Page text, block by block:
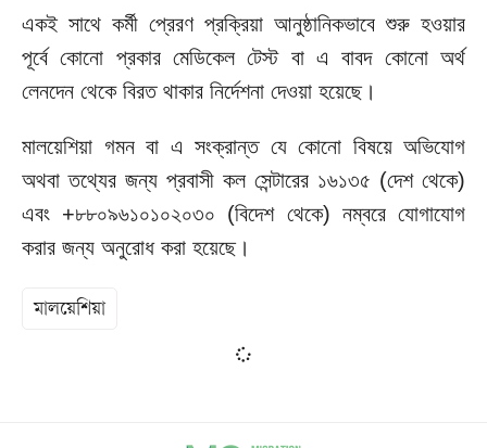
একই সাথে কর্মী প্রেরণ প্রক্রিয়া আনুষ্ঠানিকভাবে শুরু হওয়ার
পূর্বে কোনো প্রকার মেডিকেল টেস্ট বা এ বাবদ কোনো অর্থ
লেনদেন থেকে বিরত থাকার নির্দেশনা দেওয়া হয়েছে।
মালয়েশিয়া গমন বা এ সংক্রান্ত যে কোনো বিষয়ে অভিযোগ
অথবা তথ্যের জন্য প্রবাসী কল সেন্টারের ১৬১৩৫ (দেশ থেকে)
এবং +৮৮০৯৬১০১০২০৩০ (বিদেশ থেকে) নম্বরে যোগাযোগ
করার জন্য অনুরোধ করা হয়েছে।
মালয়েশিয়া